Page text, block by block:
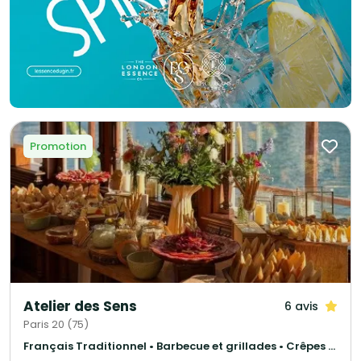
Promotion
Atelier des Sens 6 avis
Paris 20 (75)
Français Traditionnel • Barbecue et grillades • Crêpes et galettes